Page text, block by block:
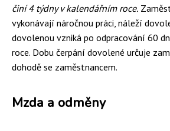
činí 4 týdny v kalendářním roce.
vykonávají náročnou práci, náleží
dovolenou vzniká po odpracování 60
roce. Dobu čerpání dovolené určuje
dohodě se zaměstnancem.
Mzda a odměny